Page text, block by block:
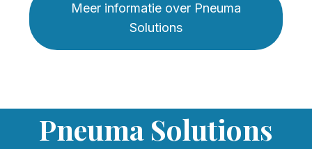
Meer informatie over Pneuma
Solutions
Pneuma Solutions